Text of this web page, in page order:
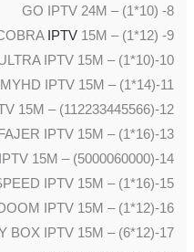
8- GO IPTV 24M – (1*10)
9- COBRA
IPTV15M – (1*12)
10-ULTRA IPTV 15M – (1*10)
11-MYHD IPTV 15M – (1*14)
12-SCREEN IPTV 15M – (112233445566)
13-FAJER IPTV 15M – (1*16)
14-
IPTV 15M – (5000060000)
15-SPEED IPTV 15M – (1*16)
16-DOOM IPTV 15M – (1*12)
17-MY BOX IPTV 15M – (6*12)